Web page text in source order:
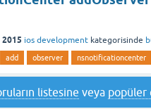
ios development kategorisinde
add observer nsnotificationcenter
listesine veya popüler